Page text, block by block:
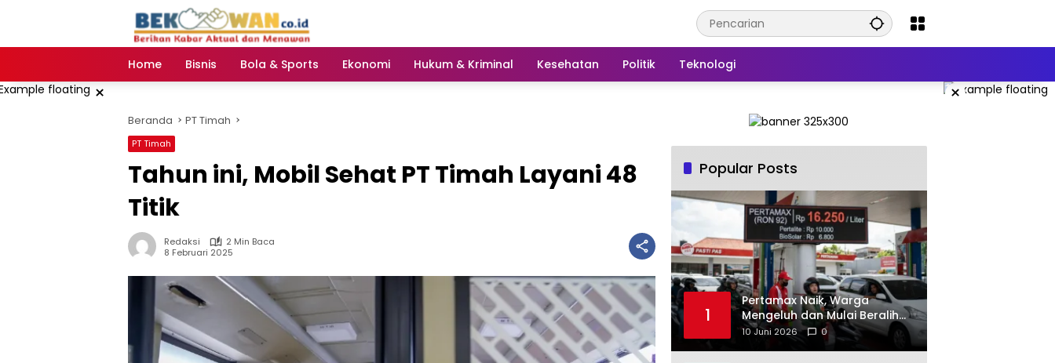
Home
Bisnis Bola & Sports Ekonomi Hukum & Kriminal Kesehatan Politik Teknologi
× ×
Beranda PT Timah
PT Timah
Tahun ini, Mobil Sehat PT Timah Layani 48
Titik
Redaksi
2 Min Baca
8 Februari 2025
Popular Posts
1
‎Pertamax Naik, Warga
Mengeluh dan Mulai Beralih
ke Pertalite Meski Harus Antre
10 Juni 2026 0